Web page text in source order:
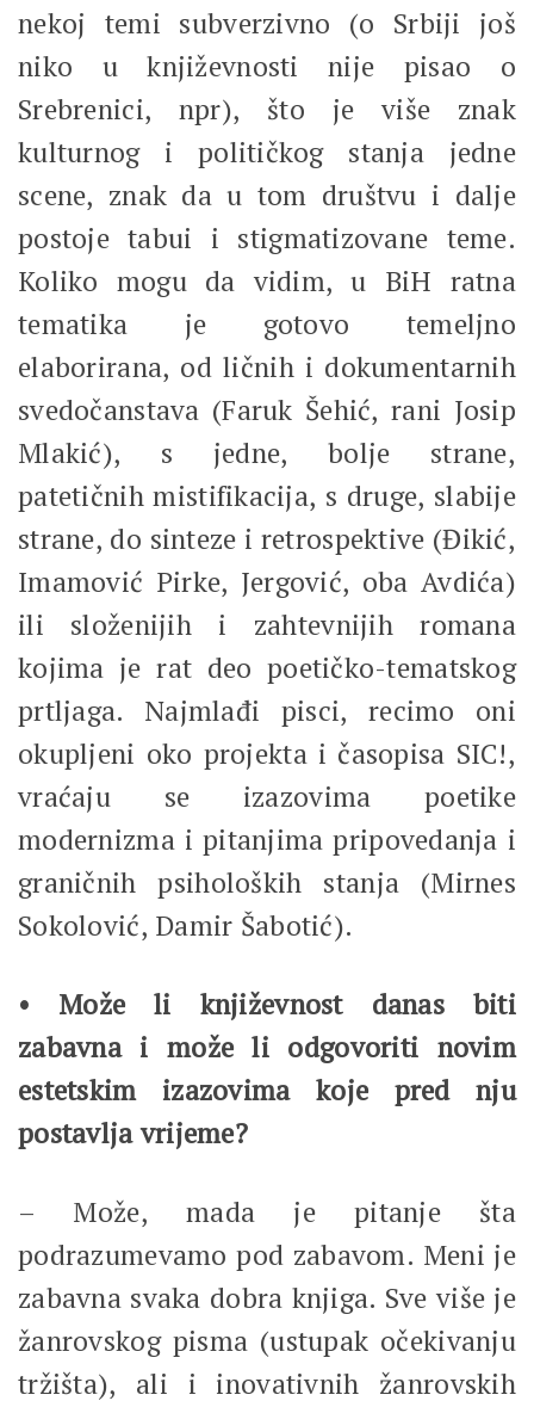
nekoj temi subverzivno (o Srbiji još
niko u književnosti nije pisao o
Srebrenici, npr), što je više znak
kulturnog i političkog stanja jedne
scene, znak da u tom društvu i dalje
postoje tabui i stigmatizovane teme.
Koliko mogu da vidim, u BiH ratna
tematika je gotovo temeljno
elaborirana, od ličnih i dokumentarnih
svedočanstava (Faruk Šehić, rani Josip
Mlakić), s jedne, bolje strane,
patetičnih mistifikacija, s druge, slabije
strane, do sinteze i retrospektive (Đikić,
Imamović Pirke, Jergović, oba Avdića)
ili složenijih i zahtevnijih romana
kojima je rat deo poetičko-tematskog
prtljaga. Najmlađi pisci, recimo oni
okupljeni oko projekta i časopisa SIC!,
vraćaju se izazovima poetike
modernizma i pitanjima pripovedanja i
graničnih psiholoških stanja (Mirnes
Sokolović, Damir Šabotić).
• Može li književnost danas biti
zabavna i može li odgovoriti novim
estetskim izazovima koje pred nju
postavlja vrijeme?
– Može, mada je pitanje šta
podrazumevamo pod zabavom. Meni je
zabavna svaka dobra knjiga. Sve više je
žanrovskog pisma (ustupak očekivanju
tržišta), ali i inovativnih žanrovskih